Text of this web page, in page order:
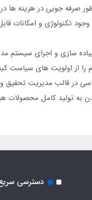
تکنولوژی و امکانات
از اولویت های سیاست
در قالب مدیریت تحقیق و
تولید کامل محصولات
دسترسی